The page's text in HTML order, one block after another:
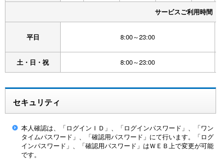
サービスご利用時間
平日 8:00～23:00
土・日・祝 8:00～23:00
セキュリティ
本人確認は、「ログインＩＤ」、「ログインパスワード」、「ワン
タイムパスワード」、「確認用パスワード」にて行います。「ログ
インパスワード」、「確認用パスワード」はＷＥＢ上で変更が可能
です。